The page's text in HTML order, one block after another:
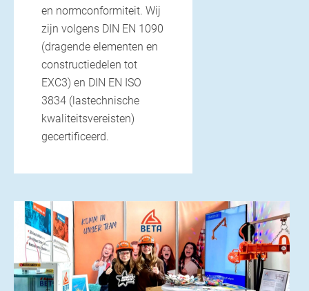
en normconformiteit. Wij
zijn volgens DIN EN 1090
(dragende elementen en
constructiedelen tot
EXC3) en DIN EN ISO
3834 (lastechnische
kwaliteitsvereisten)
gecertificeerd.
12. MEI 2023
BETA verwelkomt nieuwe partner in
Europa
Finland en Denemarken vertegenwoordigd door...